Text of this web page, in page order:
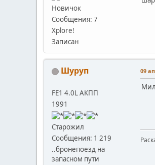
Новичок
Сообщения: 7
Xplore!
Записан
Шуруп
FE1 4.0L АКПП
1991
Старожил
Сообщения: 1 219
..бронепоезд на
запасном пути
09
Мил